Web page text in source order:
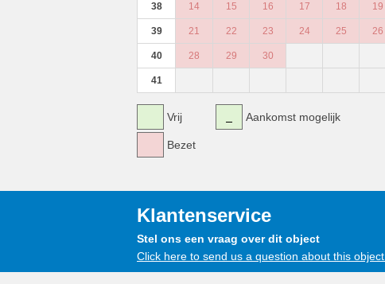
38 14 15 16 17 18 19
39 21 22 23 24 25 26
40 28 29 30
41
Vrij
Bezet
Aankomst mogelijk
Klantenservice
Stel ons een vraag over dit object
Click here to send us a question about this object.